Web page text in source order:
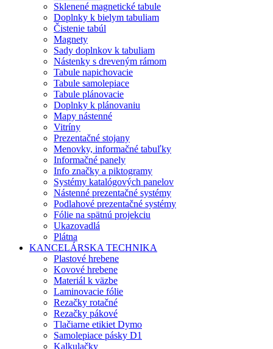
Sklenené magnetické tabule
Doplnky k bielym tabuliam
Čistenie tabúl
Magnety
Sady doplnkov k tabuliam
Nástenky s dreveným rámom
Tabule napichovacie
Tabule samolepiace
Tabule plánovacie
Doplnky k plánovaniu
Mapy nástenné
Vitríny
Prezentačné stojany
Menovky, informačné tabuľky
Informačné panely
Info značky a piktogramy
Systémy katalógových panelov
Nástenné prezentačné systémy
Podlahové prezentačné systémy
Fólie na spätnú projekciu
Ukazovadlá
Plátna
KANCELÁRSKA TECHNIKA
Plastové hrebene
Kovové hrebene
Materiál k väzbe
Laminovacie fólie
Rezačky rotačné
Rezačky pákové
Tlačiarne etikiet Dymo
Samolepiace pásky D1
Kalkulačky